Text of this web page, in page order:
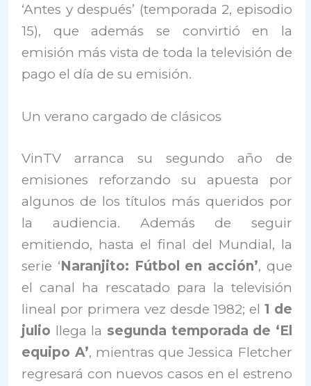
‘Antes y después’ (temporada 2, episodio
15), que además se convirtió en la
emisión más vista de toda la televisión de
pago el día de su emisión.
Un verano cargado de clásicos
VinTV arranca su segundo año de
emisiones reforzando su apuesta por
algunos de los títulos más queridos por
la audiencia. Además de seguir
emitiendo, hasta el final del Mundial, la
serie ‘Naranjito: Fútbol en acción’, que
el canal ha rescatado para la televisión
lineal por primera vez desde 1982; el 1 de
julio llega la segunda temporada de ‘El
equipo A’, mientras que Jessica Fletcher
regresará con nuevos casos en el estreno